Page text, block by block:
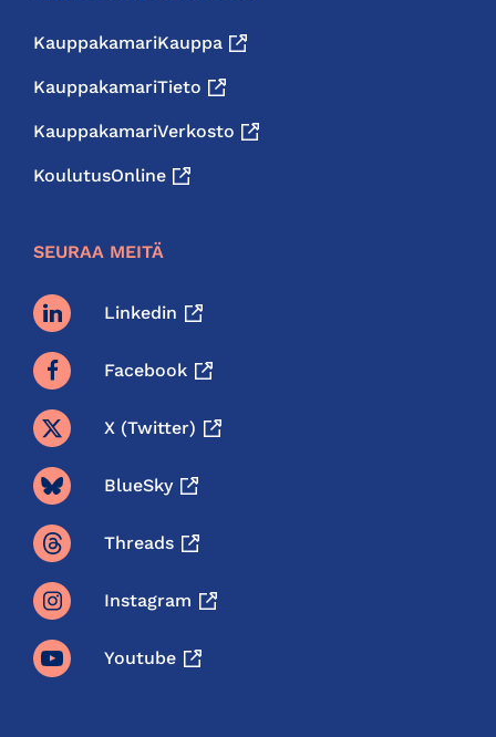
KauppakamariKauppa
KauppakamariTieto
KauppakamariVerkosto
KoulutusOnline
SEURAA MEITÄ
Linkedin
Facebook
X (twitter)
BlueSky
Threads
Instagram
Youtube